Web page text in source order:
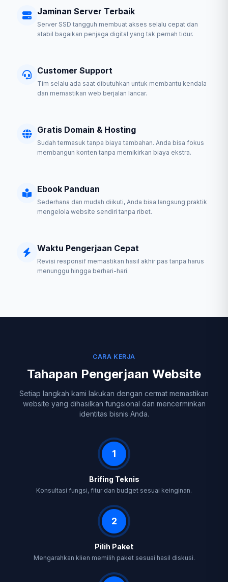
Jaminan Server Terbaik
Server SSD tangguh membuat akses selalu cepat dan
stabil bagaikan penjaga digital yang tak pernah tidur.
Customer Support
Tim selalu ada saat dibutuhkan untuk membantu kendala
dan memastikan web berjalan lancar.
Gratis Domain & Hosting
Sudah termasuk tanpa biaya tambahan. Anda bisa fokus
membangun konten tanpa memikirkan biaya ekstra.
Ebook Panduan
Sederhana dan mudah diikuti, Anda bisa langsung praktik
mengelola website sendiri tanpa ribet.
Waktu Pengerjaan Cepat
Revisi responsif memastikan hasil akhir pas tanpa harus
menunggu hingga berhari-hari.
CARA KERJA
Tahapan Pengerjaan Website
Setiap langkah kami lakukan dengan cermat memastikan
website yang dihasilkan fungsional dan mencerminkan
identitas bisnis Anda.
1
Brifing Teknis
Konsultasi fungsi, fitur dan budget sesuai keinginan.
2
Pilih Paket
Mengarahkan klien memilih paket sesuai hasil diskusi.